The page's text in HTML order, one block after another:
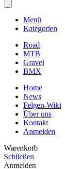
Menü
Kategorien
Road
MTB
Gravel
BMX
Home
News
Felgen-Wiki
Über uns
Kontakt
Anmelden
Warenkorb
Schließen
Anmelden